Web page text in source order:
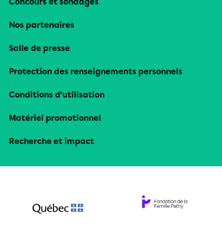
Nos partenaires
Salle de presse
Protection des renseignements personnels
Conditions d’utilisation
Matériel promotionnel
Recherche et impact